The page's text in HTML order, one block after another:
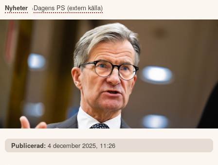
Nyheter Dagens PS (extern källa)
Publicerad: 4 december 2025, 11:26